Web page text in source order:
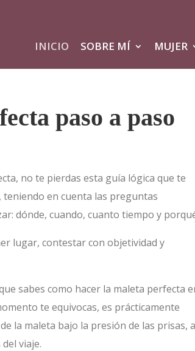
INICIO SOBRE MÍ MUJER
paso a paso
no te pierdas esta guía lógica que te
en cuenta las preguntas
dónde, cuando, cuanto tiempo y
lugar, contestar con objetividad y
sabes como hacer la maleta perfecta
te equivocas, es prácticamente
la maleta bajo la presión de las prisas,
viaje.